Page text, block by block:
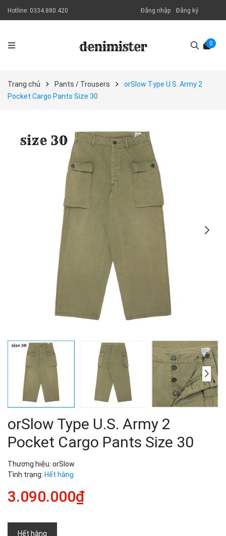
Hotline: 0334.880.420 Đăng nhập Đăng ký
0
Trang chủ Pants / Trousers
orSlow Type U.S. Army 2
Pocket Cargo Pants Size 30
orSlow Type U.S. Army 2
Pocket Cargo Pants Size 30
Thương hiệu: orSlow
Tình trạng: Hết hàng
3.090.000₫
Hết hàng